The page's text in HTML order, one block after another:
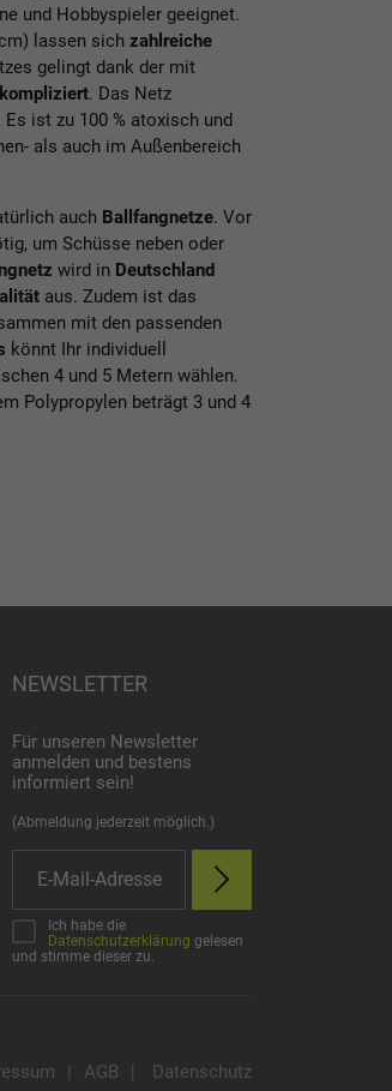
und Hobbyspieler geeignet.
lassen sich zahlreiche
gelingt dank der mit
. Das Netz
ist zu 100 % atoxisch und
als auch im Außenbereich
auch Ballfangnetze. Vor
um Schüsse neben oder
wird in Deutschland
aus. Zudem ist das
mit den passenden
könnt Ihr individuell
4 und 5 Metern wählen.
Polypropylen beträgt 3 und 4
NEWSLETTER
Für unseren Newsletter
anmelden und bestens
informiert sein!
(Abmeldung jederzeit möglich.)
Ich habe die
Datenschutzerklärung gelesen
und stimme dieser zu.
| AGB | Datenschutz